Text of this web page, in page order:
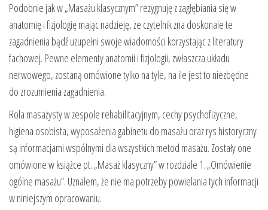
Podobnie jak w „Masażu klasycznym” rezygnuję z zagłębiania się w
anatomię i fizjologię mając nadzieję, że czytelnik zna doskonale te
zagadnienia bądź uzupełni swoje wiadomości korzystając z literatury
fachowej. Pewne elementy anatomii i fizjologii, zwłaszcza układu
nerwowego, zostaną omówione tylko na tyle, na ile jest to niezbędne
do zrozumienia zagadnienia.
Rola masażysty w zespole rehabilitacyjnym, cechy psychofizyczne,
higiena osobista, wyposażenia gabinetu do masażu oraz rys historyczny
są informacjami wspólnymi dla wszystkich metod masażu. Zostały one
omówione w książce pt. „Masaż klasyczny” w rozdziale 1. „Omówienie
ogólne masażu”. Uznałem, że nie ma potrzeby powielania tych informacji
w niniejszym opracowaniu.